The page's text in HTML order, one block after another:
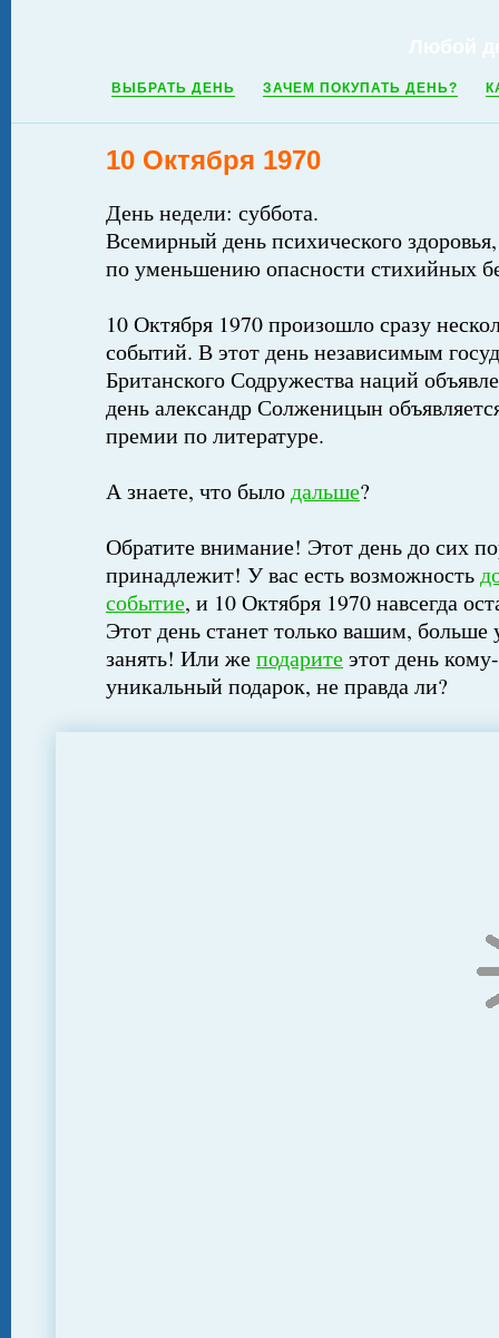
ВЫБРАТЬ ДЕНЬ ЗАЧЕМ ПОКУПАТЬ ДЕНЬ?
10 Октября 1970
День недели: суббота.
Всемирный день психического
по уменьшению опасности стихийных
10 Октября 1970 произошло сразу
событий. В этот день независимым
Британского Содружества наций
день александр Солженицын
премии по литературе.
А знаете, что былодальше?
Обратите внимание! Этот день до сих
принадлежит! У вас есть возможность
событие, и 10 Октября 1970 навсегда
Этот день станет только вашим,
занять! Или жеподаритеэтот день
уникальный подарок, не правда ли?